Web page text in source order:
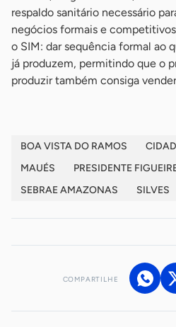
respaldo sanitário necessário
negócios formais e
o SIM: dar sequência formal ao
já produzem, permitindo que o
produzir também consiga
BOA VISTA DO RAMOS
MAUÉS
PRESIDENTE
SEBRAE AMAZONAS
SILVES
COMPARTILHE